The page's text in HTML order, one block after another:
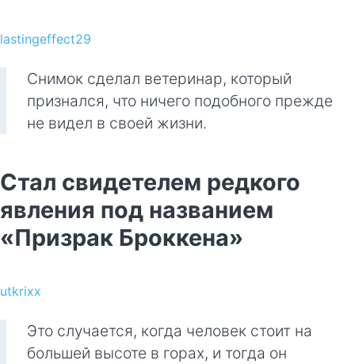
lastingeffect29
Снимок сделал ветеринар, который
признался, что ничего подобного прежде
не видел в своей жизни.
Стал свидетелем редкого
явления под названием
«Призрак Броккена»
utkrixx
Это случается, когда человек стоит на
большей высоте в горах, и тогда он